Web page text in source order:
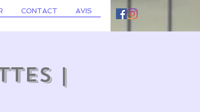
CONTACT AVIS
|